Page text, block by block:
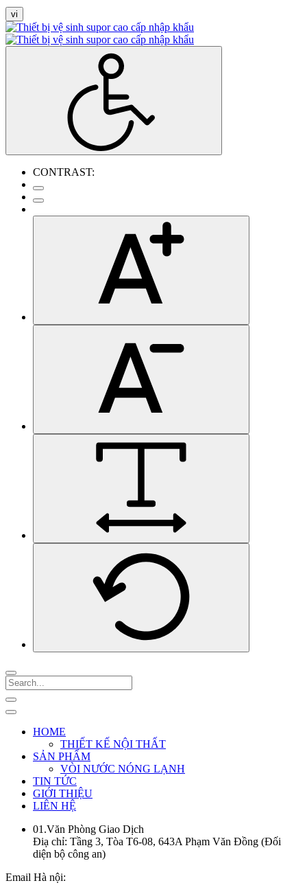
vi
CONTRAST:
HOME
THIẾT KẾ NỘI THẤT
SẢN PHẨM
VÒI NƯỚC NÓNG LẠNH
TIN TỨC
GIỚI THIỆU
LIÊN HỆ
01.Văn Phòng Giao Dịch
Điạ chỉ: Tầng 3, Tòa T6-08, 643A Phạm Văn Đồng (Đối
diện bộ công an)
Email Hà nội: